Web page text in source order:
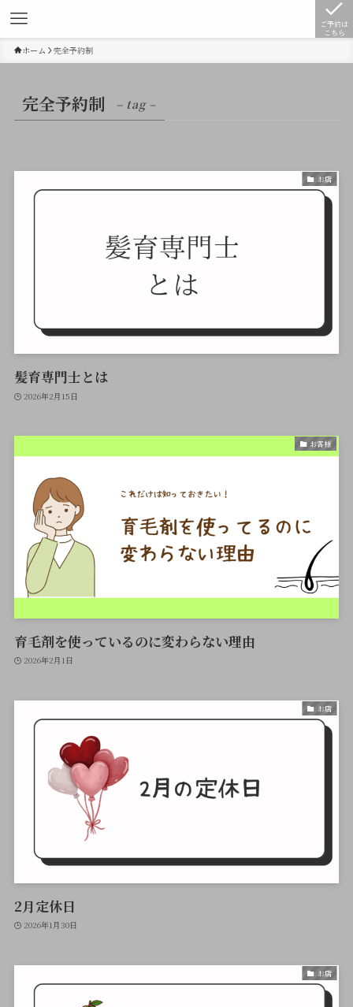
ご予約は
こちら
ホーム 完全予約制
完全予約制 – tag –
お店
髪育専門士とは
2026年2月15日
お客様
育毛剤を使っているのに変わらない理由
2026年2月1日
お店
2月定休日
2026年1月30日
お店